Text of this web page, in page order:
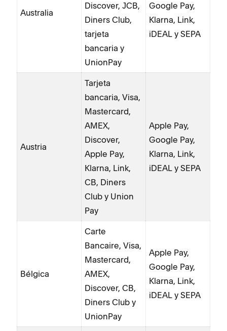
Australia
Discover, JCB,
Diners Club,
tarjeta
bancaria y
UnionPay
Google Pay,
Klarna, Link,
iDEAL y SEPA
Austria
Tarjeta
bancaria, Visa,
Mastercard,
AMEX,
Discover,
Apple Pay,
Klarna, Link,
CB, Diners
Club y Union
Pay
Apple Pay,
Google Pay,
Klarna, Link,
iDEAL y SEPA
Bélgica
Carte
Bancaire, Visa,
Mastercard,
AMEX,
Discover, CB,
Diners Club y
UnionPay
Apple Pay,
Google Pay,
Klarna, Link,
iDEAL y SEPA